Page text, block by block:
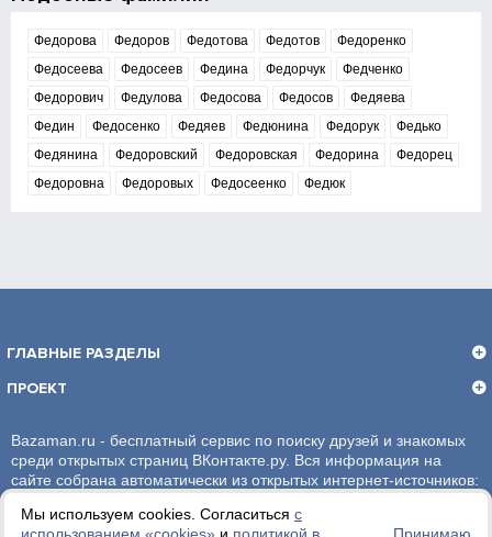
Мы используем cookies. Согласиться с
Федорова Федоров Федотова Федотов
Федоренко
Федосеева
Федосеев Федина Федорчук
Федченко
Федорович
Федулова Федосова Федосов
Федяева
Федин
Федосенко Федяев Федюнина Федорук
Федько
Федянина
Федоровский Федоровская Федорина
Федорец
Федоровна
Федоровых Федосеенко Федюк
ГЛАВНЫЕ РАЗДЕЛЫ
ПРОЕКТ
Bazaman.ru - бесплатный сервис по поиску друзей и знакомых
среди открытых страниц ВКонтакте.ру. Вся информация на
сайте собрана автоматически из открытых интернет-источников:
администрация сайта ответственности не несет.